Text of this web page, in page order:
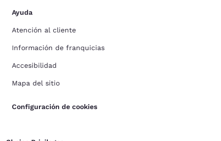
Ayuda
Atención al cliente
Información de franquicias
Accesibilidad
Mapa del sitio
Configuración de cookies